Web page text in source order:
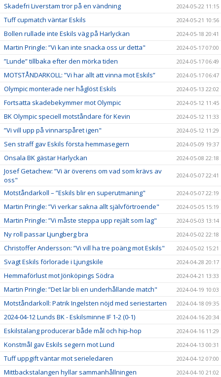
Skadefri Liverstam tror på en vändning 2024-05-22 11:15
Tuff cupmatch väntar Eskils 2024-05-21 10:56
Bollen rullade inte Eskils väg på Harlyckan 2024-05-18 20:41
Martin Pringle: ”Vi kan inte snacka oss ur detta" 2024-05-17 07:00
”Lunde” tillbaka efter den mörka tiden 2024-05-17 06:49
MOTSTÅNDARKOLL: ”Vi har allt att vinna mot Eskils” 2024-05-17 06:47
Olympic monterade ner håglöst Eskils 2024-05-13 22:02
Fortsatta skadebekymmer mot Olympic 2024-05-12 11:45
BK Olympic speciell motståndare för Kevin 2024-05-12 11:33
”Vi vill upp på vinnarspåret igen" 2024-05-12 11:29
Sen straff gav Eskils första hemmasegern 2024-05-09 19:37
Onsala BK gästar Harlyckan 2024-05-08 22:18
Josef Getachew: ”Vi är överens om vad som krävs av
oss"
2024-05-07 22:41
Motståndarkoll – ”Eskils blir en superutmaning" 2024-05-07 22:19
Martin Pringle: ”Vi verkar sakna allt självförtroende" 2024-05-05 15:19
Martin Pringle: ”Vi måste steppa upp rejält som lag" 2024-05-03 13:14
Ny roll passar Ljungberg bra 2024-05-02 22:18
Christoffer Andersson: ”Vi vill ha tre poäng mot Eskils" 2024-05-02 15:21
Svagt Eskils förlorade i Ljungskile 2024-04-28 20:17
Hemmaförlust mot Jönköpings Södra 2024-04-21 13:33
Martin Pringle: ”Det lär bli en underhållande match" 2024-04-19 10:03
Motståndarkoll: Patrik Ingelsten nöjd med seriestarten 2024-04-18 09:35
2024-04-12 Lunds BK - Eskilsminne IF 1-2 (0-1) 2024-04-16 20:34
Eskilstalang producerar både mål och hip-hop 2024-04-16 11:29
Konstmål gav Eskils segern mot Lund 2024-04-13 00:31
Tuff uppgift väntar mot serieledaren 2024-04-12 07:00
Mittbackstalangen hyllar sammanhållningen 2024-04-10 21:02